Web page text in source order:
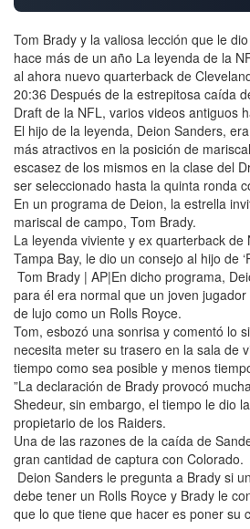
Tom Brady y la valiosa lección que le
hace más de un año La leyenda de la
al ahora nuevo quarterback de
20:36 Después de la estrepitosa caída
Draft de la NFL, varios videos antiguos
El hijo de la leyenda, Deion Sanders,
más atractivos en la posición de
escasez de los mismos en la clase del
ser seleccionado hasta la quinta ronda
En un programa de Deion, la estrella
mariscal de campo, Tom Brady.
La leyenda viviente y ex quarterback de
Tampa Bay, le dio un consejo al hijo de
Tom Brady | AP|En dicho programa,
para él era normal que un joven
de lujo como un Rolls Royce.
Tom, esbozó una sonrisa y comentó lo
necesita meter su trasero en la sala de
tiempo como sea posible y menos
”La declaración de Brady provocó
Shedeur, sin embargo, el tiempo le dio
propietario de los Raiders.
Una de las razones de la caída de
gran cantidad de captura con Colorado.
Deion Sanders le pregunta a Brady si
debe tener un Rolls Royce y Brady le
que lo que tiene que hacer es poner su